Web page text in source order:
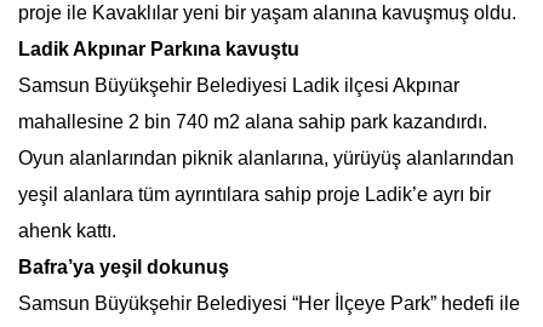
proje ile Kavaklılar yeni bir yaşam alanına kavuşmuş oldu.
Ladik Akpınar Parkına kavuştu
Samsun Büyükşehir Belediyesi Ladik ilçesi Akpınar
mahallesine 2 bin 740 m2 alana sahip park kazandırdı.
Oyun alanlarından piknik alanlarına, yürüyüş alanlarından
yeşil alanlara tüm ayrıntılara sahip proje Ladik’e ayrı bir
ahenk kattı.
Bafra’ya yeşil dokunuş
Samsun Büyükşehir Belediyesi “Her İlçeye Park” hedefi ile